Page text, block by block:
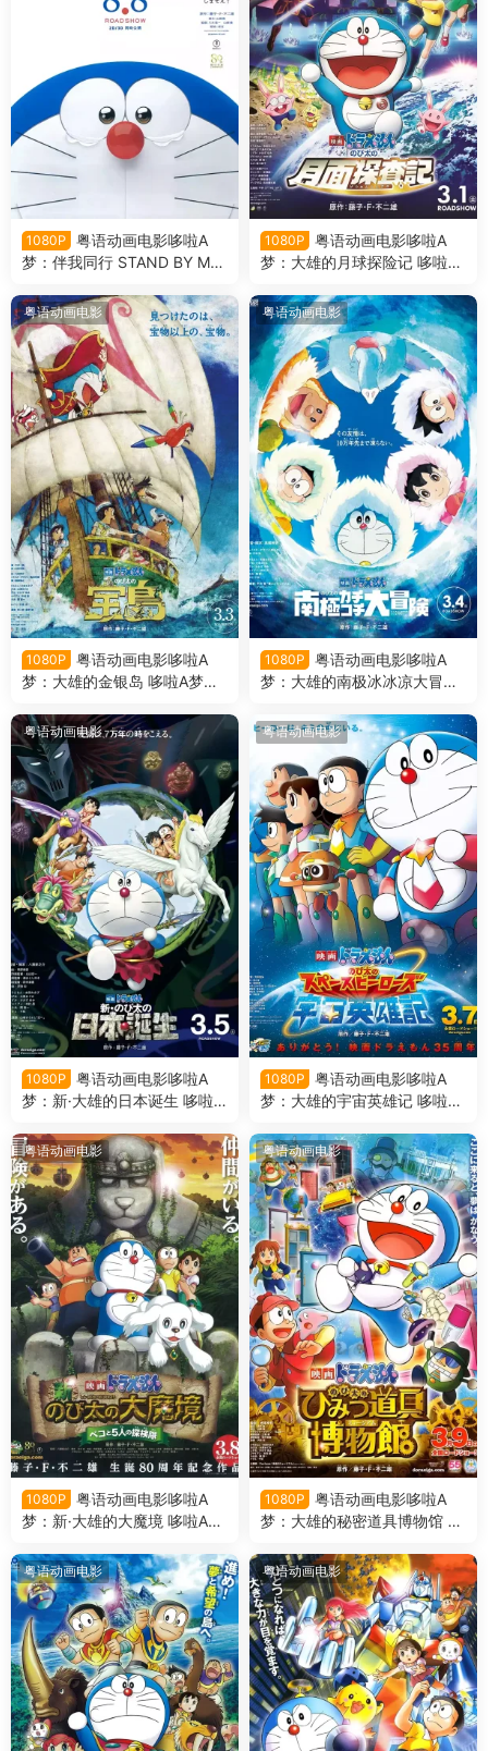
1080P
粤语动画电影哆啦A
梦：伴我同行 STAND BY M
1080P
粤语动画电影哆啦A
梦：大雄的月球探险记 哆啦A
粤语版
粤语动画电影
1080P
粤语动画电影哆啦A
梦：大雄的金银岛 哆啦A梦剧
粤语动画电影
1080P
粤语动画电影哆啦A
梦：大雄的南极冰冰凉大冒险
冰冰凉大冒险粤语版
粤语动画电影
1080P
粤语动画电影哆啦A
梦：新·大雄的日本诞生 哆啦A
生粤语版
粤语动画电影
1080P
粤语动画电影哆啦A
梦：大雄的宇宙英雄记 哆啦A
粤语版
粤语动画电影
1080P
粤语动画电影哆啦A
梦：新·大雄的大魔境 哆啦A梦
语版
粤语动画电影
1080P
粤语动画电影哆啦A
梦：大雄的秘密道具博物馆 哆
具博物馆粤语版
粤语动画电影 粤语动画电影